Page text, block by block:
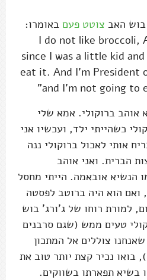
בוש האב צוטט פעם באומרו:
"I do not like
since I was a little kid
eat it. And I'm President
and I'm not going to
אוהב ברוקולי. אמא שלי
כשהייתי ילד, ועכשיו אני
אותי לאכול ברוקולי ננה
הברית. ואני אוהב
הנשיא אובאמה. הייתי מחסל
ואם הוא היה ברוטב לפסטה
למורת רוחו של ג'ורג' בוש
טעים ממש (שגם סרבנים
צוללים אל המתכון
), בואו נכיר קצת יותר טוב את
בשיא תפארתו בשווקים.